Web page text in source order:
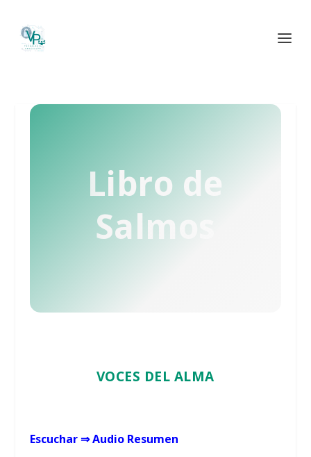
Libro de
Salmos
VOCES DEL ALMA
Escuchar ⇒ Audio Resumen